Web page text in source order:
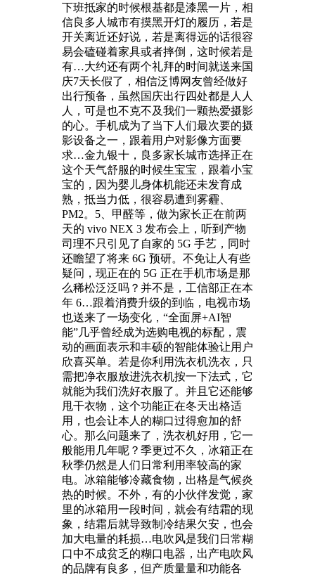
下班抵家的时候根基都是漆黑一片，相
信良多人城市有摸黑开灯的履历，若是
开关离近还好说，若是离得远的话很容
易会磕碰着家具或者摔倒，这时候若是
有…大约还有两个礼拜的时间就送来国
庆7天长假了，相信泛博网友曾经做好
出行预备，虽然国庆出行四处都是人人
人，可是也不克不及我们一颗热爱摄影
的心。手机成为了当下人们最次要的摄
影设备之一，跟着用户对影像方面要
求…金九银十，良多家长城市选择正在
这个天气舒服的时候生宝宝，跟着小宝
宝的，因为婴儿身体机能还未发育成
熟，抵当力低，很容易遭到雾霾、
PM2。5、甲醛等，做为家长正在前两
天的 vivo NEX 3 发布会上，听到产物
司理不只引见了自家的 5G 手艺，同时
还瞻望了将来 6G 预研。不免让人有些
疑问，现正在的 5G 正在手机市场是那
么稀松泛泛吗？并不是，工信部正在本
年 6…跟着消费升级的到临，电视市场
也送来了一场变化，“全面屏+AI智
能”几乎曾经成为选购电视的标配，震
动的画面表示和丰硕的智能体验让用户
欣喜买单。若是你利用洗衣机洗衣，只
需把净衣服放进洗衣机按一下法式，它
就能为我们洗好衣服了。并且它还能够
甩干衣物，这个功能正在冬天出格适
用，也会让本人的糊口过得愈加的舒
心。那么问题来了，洗衣机好用，它一
般能用几年呢？季更过不久，冰箱正在
秋季仍然是人们日常利用率较高的家
电。冰箱能够冷藏食物，出格是气候炎
热的时候。不外，有的小伙伴发觉，家
里的冰箱用一段时间，就会有结霜的现
象，结霜后就导致制冷结果欠安，也会
加大电量的耗损…电吹风是我们日常糊
口中不成贫乏的糊口电器，出产电吹风
的品牌有良多，但产质量量和功能各